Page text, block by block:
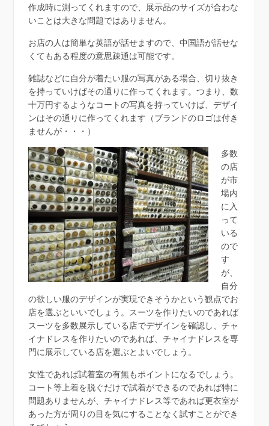
作成時に測ってくれますので、展示品のサイズが合わな
いことは大きな問題ではありません。
お店の人は簡単な英語が話せますので、中国語が話せな
くてもある程度の意思疎通は可能です。
雑誌などに自分が着たい服の写真がある場合、切り抜き
を持っていけばその通りに作ってくれます。つまり、数
十万円するようなコートの写真を持っていけば、デザイ
ンはその通りに作ってくれます（ブランドのロゴは付き
ませんが・・・）
多数
の店
が市
場内
に入
って
いる
ので
す
が、
自分
の欲しい服のデザインが実現できそうかという観点でお
店を選ぶといいでしょう。スーツを作りたいのであれば
スーツを多数展示している店でデザインを確認し、チャ
イナドレスを作りたいのであれば、チャイナドレスを専
門に展示している店を選ぶとよいでしょう。
女性であれば試着室の有無もポイントになるでしょう。
コート等上着を脱ぐだけで試着ができるのであれば特に
問題ありませんが、チャイナドレス等であれば更衣室が
あった方が周りの目を気にすることなく試すことができ